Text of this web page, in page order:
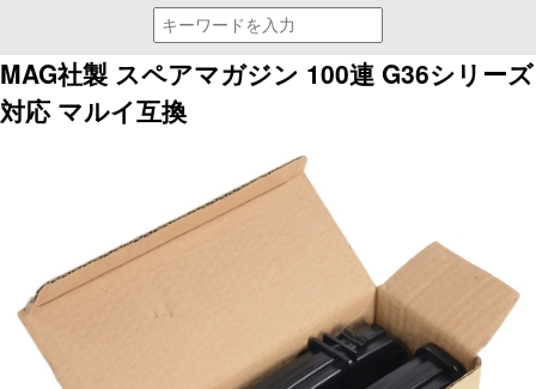
MAG社製 スペアマガジン 100連 G36シリーズ
対応 マルイ互換